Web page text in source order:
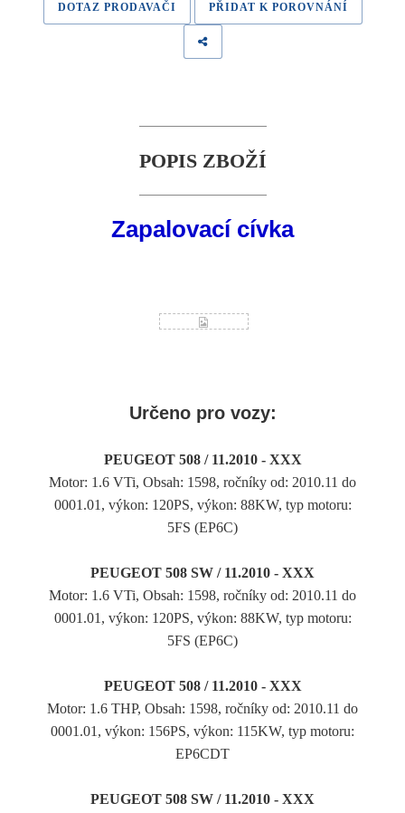
DOTAZ PRODAVAČI PŘIDAT K POROVNÁNÍ
POPIS ZBOŽÍ
Zapalovací cívka
Určeno pro vozy:
PEUGEOT 508 / 11.2010 - XXX
Motor: 1.6 VTi, Obsah: 1598, ročníky od: 2010.11 do
0001.01, výkon: 120PS, výkon: 88KW, typ motoru:
5FS (EP6C)
PEUGEOT 508 SW / 11.2010 - XXX
Motor: 1.6 VTi, Obsah: 1598, ročníky od: 2010.11 do
0001.01, výkon: 120PS, výkon: 88KW, typ motoru:
5FS (EP6C)
PEUGEOT 508 / 11.2010 - XXX
Motor: 1.6 THP, Obsah: 1598, ročníky od: 2010.11 do
0001.01, výkon: 156PS, výkon: 115KW, typ motoru:
EP6CDT
PEUGEOT 508 SW / 11.2010 - XXX